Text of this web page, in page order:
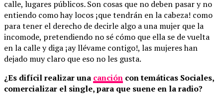
calle, lugares públicos.Son cosas que no deben pasar y no
entiendo como hay locos ¡que tendrán en la cabeza! como
para tener el derecho de decirle algo a una mujer que la
incomode, pretendiendo no sé cómo que ella se de vuelta
en la calle y diga ¡ay llévame contigo!, las mujeres han
dejado muy claro que eso no les gusta.
¿Es difícil realizar una canción con temáticas Sociales,
comercializar el single, para que suene en la radio?